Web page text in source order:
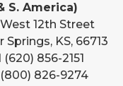
S. America)
West 12th Street
Springs, KS, 66713
(620) 856-2151
(800) 826-9274